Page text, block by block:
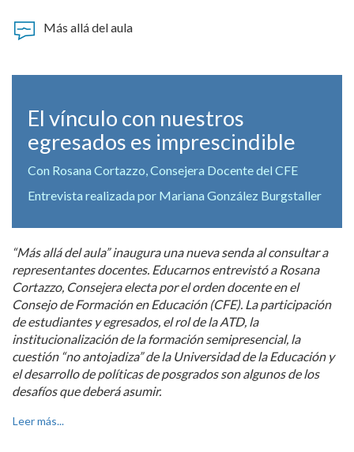
Más allá del aula
El vínculo con nuestros
egresados es imprescindible
Con Rosana Cortazzo, Consejera Docente del CFE
Entrevista realizada por Mariana González Burgstaller
“Más allá del aula” inaugura una nueva senda al consultar a
representantes docentes. Educarnos entrevistó a Rosana
Cortazzo, Consejera electa por el orden docente en el
Consejo de Formación en Educación (CFE). La participación
de estudiantes y egresados, el rol de la ATD, la
institucionalización de la formación semipresencial, la
cuestión “no antojadiza”de la Universidad de la Educación y
el desarrollo de políticas de posgrados son algunos de los
desafíos que deberá asumir.
Leer más...